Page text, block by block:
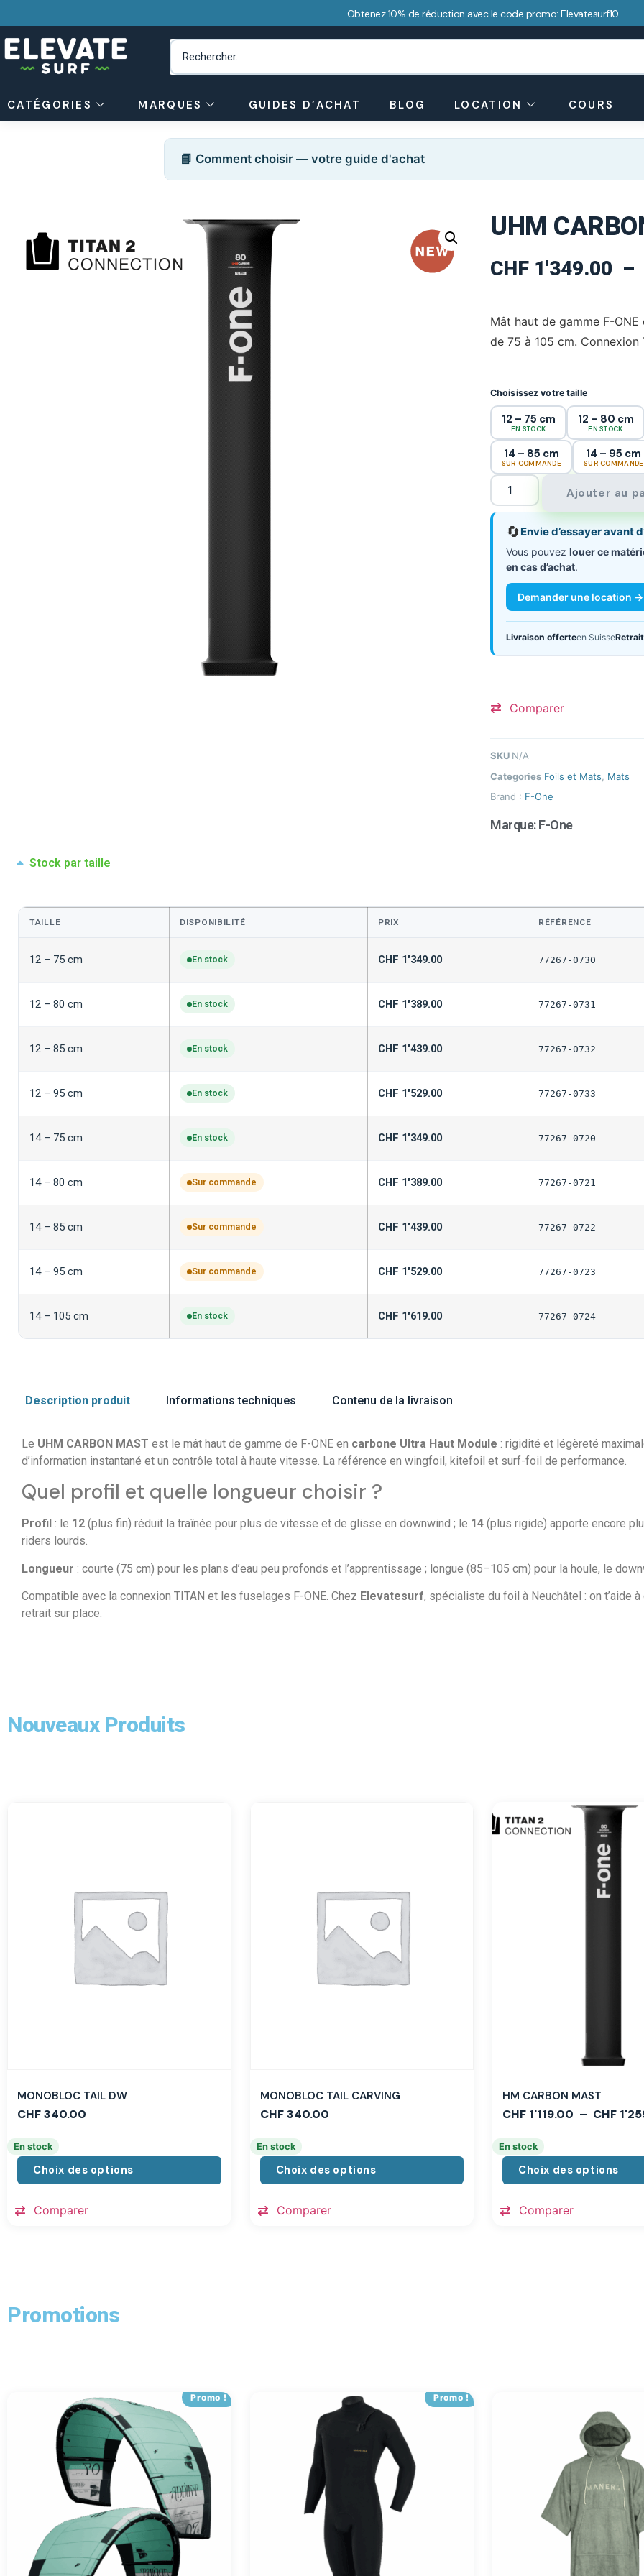
Obtenez 10% de réduction avec le code promo: Elevatesurf10
CATÉGORIES MARQUES GUIDES D’ACHAT BLOG LOCATION COURS
📘 Comment choisir — votre guide d'achat
UHM
CHF 1'349.00 –
Mât haut de gamme F-
de 75 à 105 cm. Connexion
Choisissez votre taille
12 – 75 cm
EN STOCK
12 – 80 cm
EN STOCK
14 – 85 cm
SUR COMMANDE
14 – 95 cm
SUR COMMANDE
Ajouter au
🔄Envie d’essayer avant
Vous pouvez louer ce
en cas d’achat.
Demander une location →
Livraison offerteen SuisseRetrait
Comparer
SKU N/A
Categories Foils et Mats
Mats
Brand : F-One
Marque:F-One
Stock par taille
TAILLE DISPONIBILITÉ PRIX RÉFÉRENCE
12 – 75 cm En stock CHF 1'349.00 77267-0730
12 – 80 cm En stock CHF 1'389.00 77267-0731
12 – 85 cm En stock CHF 1'439.00 77267-0732
12 – 95 cm En stock CHF 1'529.00 77267-0733
14 – 75 cm En stock CHF 1'349.00 77267-0720
14 – 80 cm Sur commande CHF 1'389.00 77267-0721
14 – 85 cm Sur commande CHF 1'439.00 77267-0722
14 – 95 cm Sur commande CHF 1'529.00 77267-0723
14 – 105 cm En stock CHF 1'619.00 77267-0724
Description produit Informations techniques Contenu de la livraison
Le UHM CARBON MAST est le mât haut de gamme de F-ONE en carbone Ultra Haut Module : rigidité et légèreté
d’information instantané et un contrôle total à haute vitesse. La référence en wingfoil, kitefoil et surf-foil de performance.
Quel profil et quelle longueur choisir ?
Profil : le 12 (plus fin) réduit la traînée pour plus de vitesse et de glisse en downwind ; le 14 (plus rigide) apporte encore
riders lourds.
Longueur : courte (75 cm) pour les plans d’eau peu profonds et l’apprentissage ; longue (85–105 cm) pour la houle, le
Compatible avec la connexion TITAN et les fuselages F-ONE. Chez Elevatesurf, spécialiste du foil à Neuchâtel : on t’aide
retrait sur place.
Nouveaux Produits
MONOBLOC TAIL DW
CHF340.00
En stock
Choix des options
Comparer
MONOBLOC TAIL CARVING
CHF340.00
En stock
Choix des options
Comparer
HM CARBON MAST
CHF 1'119.00 – CHF
En stock
Choix des options
Comparer
Promotions
Promo ! Promo !